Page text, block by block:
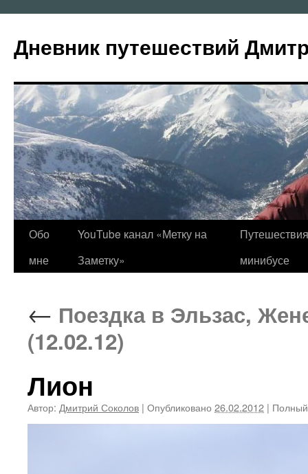
содержимому
Дневник путешествий
Обо
мне
YouTube канал «Метку на
Заметку»
минибусе
← Поездка в Эльзас,
(12.02.12)
Лион
Автор: Дмитрий Соколов | Опубликовано 26.02.2012 |